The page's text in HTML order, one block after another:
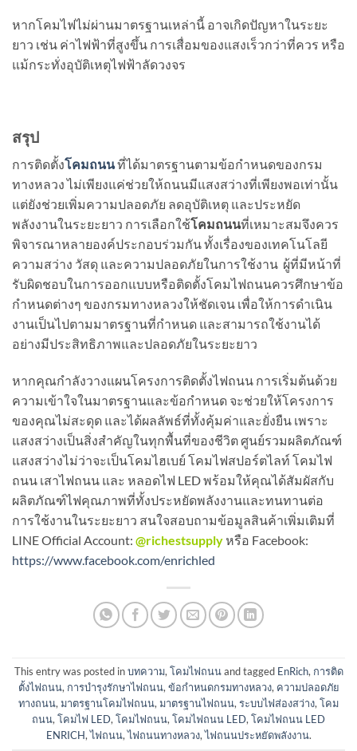
หากโคมไฟไม่ผ่านมาตรฐานเหล่านี้ อาจเกิดปัญหาในระยะ
ยาว เช่น ค่าไฟฟ้าที่สูงขึ้น การเสื่อมของแสงเร็วกว่าที่ควร หรือ
แม้กระทั่งอุบัติเหตุไฟฟ้าลัดวงจร
สรุป
การติดตั้งโคมถนนที่ได้มาตรฐานตามข้อกำหนดของกรม
ทางหลวง ไม่เพียงแค่ช่วยให้ถนนมีแสงสว่างที่เพียงพอเท่านั้น
แต่ยังช่วยเพิ่มความปลอดภัย ลดอุบัติเหตุ และประหยัด
พลังงานในระยะยาว การเลือกใช้โคมถนนที่เหมาะสมจึงควร
พิจารณาหลายองค์ประกอบร่วมกัน ทั้งเรื่องของเทคโนโลยี
ความสว่าง วัสดุ และความปลอดภัยในการใช้งาน ผู้ที่มีหน้าที่
รับผิดชอบในการออกแบบหรือติดตั้งโคมไฟถนนควรศึกษาข้อ
กำหนดต่างๆ ของกรมทางหลวงให้ชัดเจน เพื่อให้การดำเนิน
งานเป็นไปตามมาตรฐานที่กำหนด และสามารถใช้งานได้
อย่างมีประสิทธิภาพและปลอดภัยในระยะยาว
หากคุณกำลังวางแผนโครงการติดตั้งไฟถนน การเริ่มต้นด้วย
ความเข้าใจในมาตรฐานและข้อกำหนด จะช่วยให้โครงการ
ของคุณไม่สะดุด และได้ผลลัพธ์ที่ทั้งคุ้มค่าและยั่งยืน เพราะ
แสงสว่างเป็นสิ่งสำคัญในทุกพื้นที่ของชีวิต ศูนย์รวมผลิตภัณฑ์
แสงสว่างไม่ว่าจะเป็นโคมไฮเบย์ โคมไฟสปอร์ตไลท์ โคมไฟ
ถนน เสาไฟถนน และ หลอดไฟ LED พร้อมให้คุณได้สัมผัสกับ
ผลิตภัณฑ์ไฟคุณภาพที่ทั้งประหยัดพลังงานและทนทานต่อ
การใช้งานในระยะยาว สนใจสอบถามข้อมูลสินค้าเพิ่มเติมที่
LINE Official Account: @richestsupplyหรือ Facebook:
https://www.facebook.com/enrichled
This entry was posted inบทความ,โคมไฟถนนand tagged EnRich, การติด
ตั้งไฟถนน, การบำรุงรักษาไฟถนน,ข้อกำหนดกรมทางหลวง, ความปลอดภัย
ทางถนน,มาตรฐานโคมไฟถนน,มาตรฐานไฟถนน,ระบบไฟส่องสว่าง,โคม
ถนน,โคมไฟ LED,โคมไฟถนน,โคมไฟถนน LED,โคมไฟถนน LED
ENRICH,ไฟถนน,ไฟถนนทางหลวง,ไฟถนนประหยัดพลังงาน.